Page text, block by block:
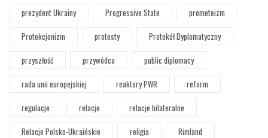
prezydent Ukrainy
Progressive State
prometeizm
Protekcjonizm
protesty
Protokół Dyplomatyczny
przyszłość
przywódca
public diplomacy
rada unii europejskiej
reaktory PWR
reform
regulacje
relacje
relacje bilateralne
Relacje Polsko-Ukraińskie
religia
Rimland